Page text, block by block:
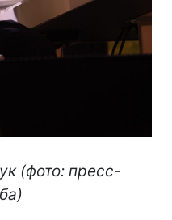
(фото: пресс-